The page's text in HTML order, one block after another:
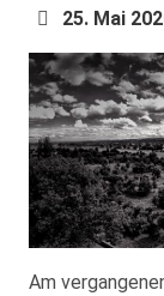
25. Mai
Am